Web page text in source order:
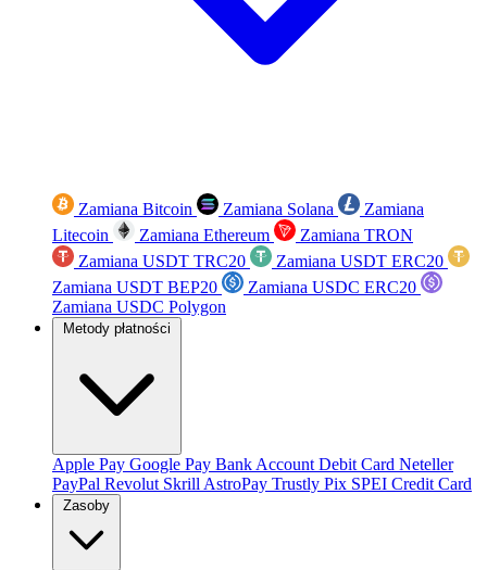
Zamiana Bitcoin Zamiana Solana
Zamiana
Litecoin
Zamiana Ethereum
Zamiana TRON
Zamiana USDT TRC20
Zamiana USDT ERC20
Zamiana USDT BEP20
Zamiana USDC ERC20
Zamiana USDC Polygon
Metody płatności
Apple Pay Google Pay Bank Account Debit Card Neteller
PayPal Revolut Skrill AstroPay Trustly Pix SPEI Credit Card
Zasoby